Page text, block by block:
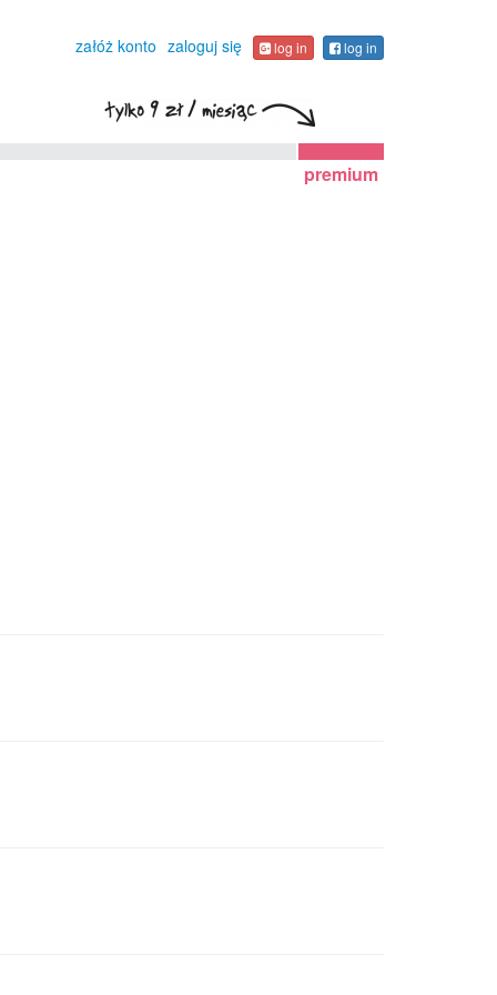
załóż konto zaloguj się log in log in
premium